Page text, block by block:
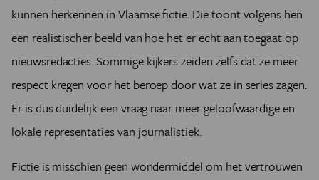
kunnen herkennen in Vlaamse fictie. Die toont volgens hen
een realistischer beeld van hoe het er echt aan toegaat op
nieuwsredacties. Sommige kijkers zeiden zelfs dat ze meer
respect kregen voor het beroep door wat ze in series zagen.
Er is dus duidelijk een vraag naar meer geloofwaardige en
lokale representaties van journalistiek.
Fictie is misschien geen wondermiddel om het vertrouwen